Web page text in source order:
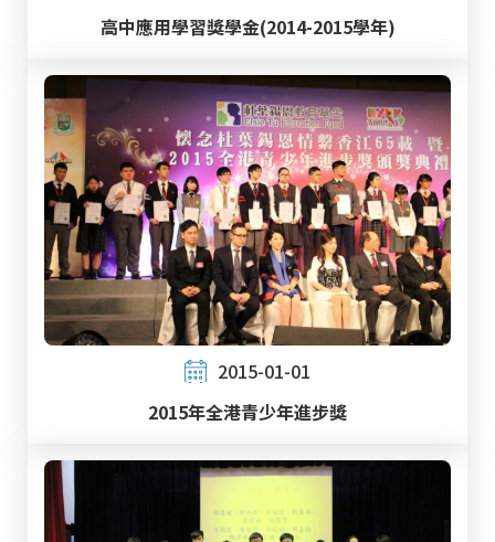
高中應用學習獎學金(2014-2015學年)
2015-01-01
2015年全港青少年進步獎